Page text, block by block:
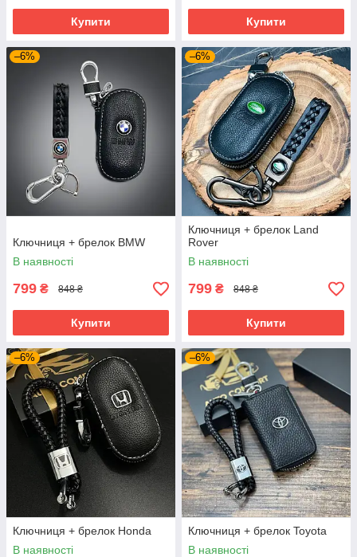
Купити Купити
–6%
Ключниця + брелок BMW
В наявності
799 ₴ 848 ₴
Купити
–6%
Ключниця + брелок Land
Rover
В наявності
799 ₴ 848 ₴
Купити
–6%
Ключниця + брелок Honda
В наявності
–6%
Ключниця + брелок Toyota
В наявності